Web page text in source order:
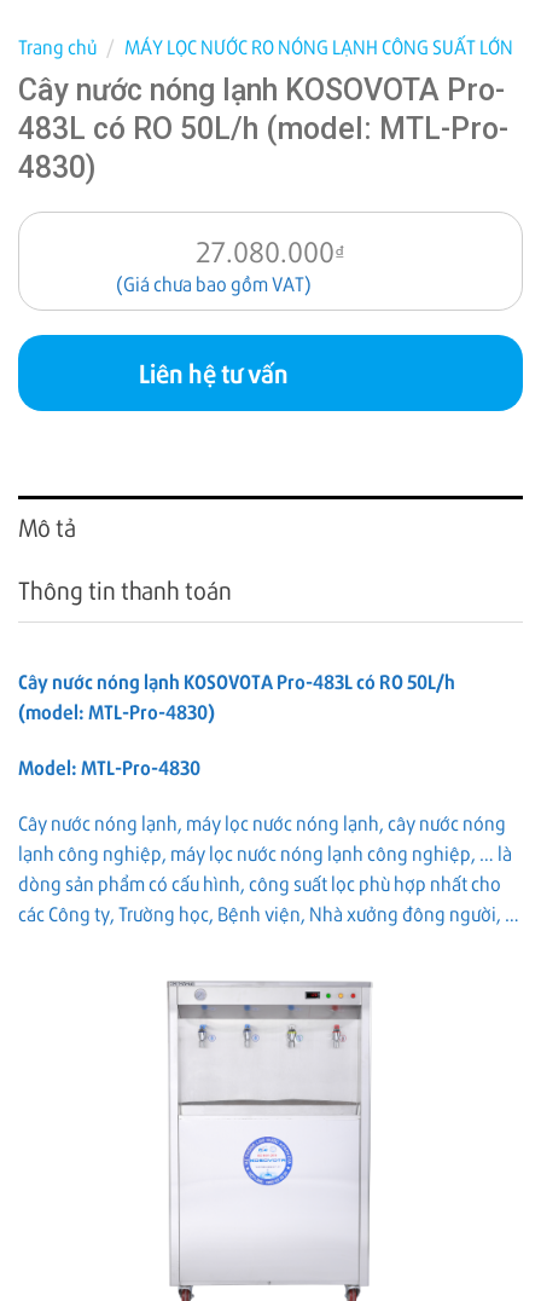
Trang chủ / MÁY LỌC NƯỚC RO NÓNG LẠNH CÔNG SUẤT LỚN
Cây nước nóng lạnh KOSOVOTA Pro-
483L có RO 50L/h (model: MTL-Pro-
4830)
27.080.000₫
(Giá chưa bao gồm VAT)
Liên hệ tư vấn
Mô tả
Thông tin thanh toán
Cây nước nóng lạnh KOSOVOTA Pro-483L có RO 50L/h
(model: MTL-Pro-4830)
Model: MTL-Pro-4830
Cây nước nóng lạnh, máy lọc nước nóng lạnh, cây nước nóng
lạnh công nghiệp, máy lọc nước nóng lạnh công nghiệp, … là
dòng sản phẩm có cấu hình, công suất lọc phù hợp nhất cho
các Công ty, Trường học, Bệnh viện, Nhà xưởng đông người, …